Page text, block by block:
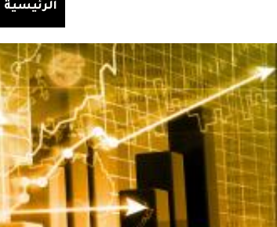
الرئيسية